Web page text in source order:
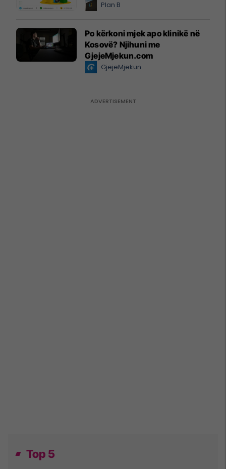
Plan B
Po kërkoni mjek apo klinikë në
Kosovë? Njihuni me
GjejeMjekun.com
GjejeMjekun
Top 5